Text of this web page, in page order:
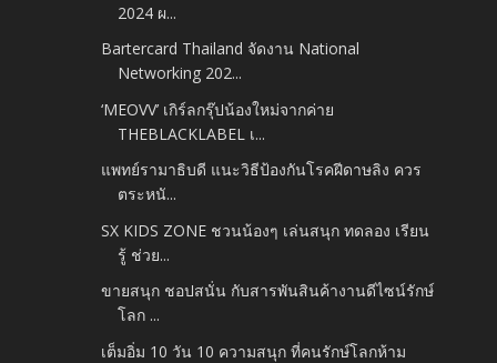
2024 ผ...
Bartercard Thailand จัดงาน National
Networking 202...
‘MEOVV’ เกิร์ลกรุ๊ปน้องใหม่จากค่าย
THEBLACKLABEL เ...
แพทย์รามาธิบดี แนะวิธีป้องกันโรคฝีดาษลิง ควร
ตระหนั...
SX KIDS ZONE ชวนน้องๆ เล่นสนุก ทดลอง เรียน
รู้ ช่วย...
ขายสนุก ชอปสนั่น กับสารพันสินค้างานดีไซน์รักษ์
โลก ...
เต็มอิ่ม 10 วัน 10 ความสนุก ที่คนรักษ์โลกห้าม